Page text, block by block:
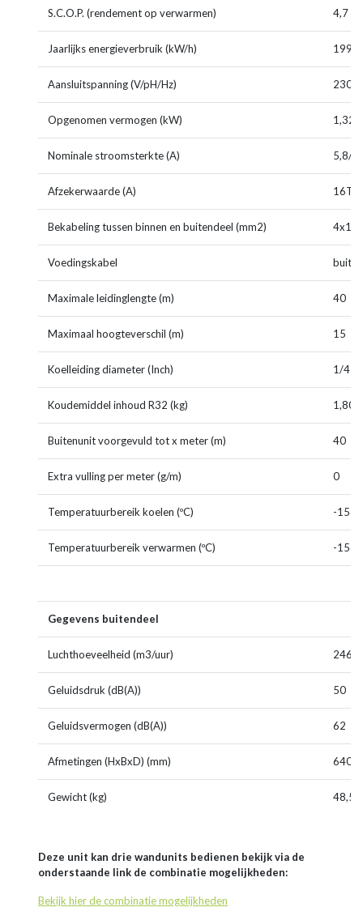
S.C.O.P. (rendement op verwarmen) 4,7
Jaarlijks energieverbruik (kW/h) 199/
Aansluitspanning (V/pH/Hz) 230/
Opgenomen vermogen (kW) 1,32/
Nominale stroomsterkte (A) 5,8/
Afzekerwaarde (A) 16T
Bekabeling tussen binnen en buitendeel (mm2) 4x1,5
Voedingskabel buiten
Maximale leidinglengte (m) 40
Maximaal hoogteverschil (m) 15
Koelleiding diameter (Inch) 1/4 -
Koudemiddel inhoud R32 (kg) 1,80
Buitenunit voorgevuld tot x meter (m) 40
Extra vulling per meter (g/m) 0
Temperatuurbereik koelen (ºC) -
Temperatuurbereik verwarmen (ºC) -
Gegevens buitendeel
Luchthoeveelheid (m3/uur) 2460
Geluidsdruk (dB(A)) 50
Geluidsvermogen (dB(A)) 62
Afmetingen (HxBxD) (mm)
Gewicht (kg) 48,5
Deze unit kan drie wandunits bedienen bekijk via de
onderstaande link de combinatie mogelijkheden:
Bekijk hier de combinatie mogelijkheden